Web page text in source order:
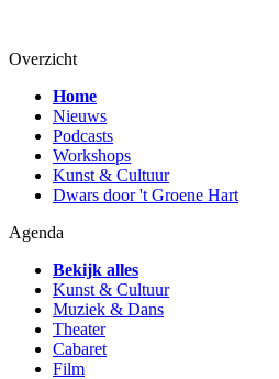
Overzicht
Home
Nieuws
Podcasts
Workshops
Kunst & Cultuur
Dwars door 't Groene Hart
Agenda
Bekijk alles
Kunst & Cultuur
Muziek & Dans
Theater
Cabaret
Film